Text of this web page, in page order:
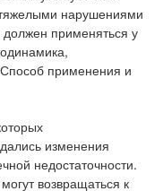
нарушениями
применяться у
применения и
изменения
недостаточности.
возвращаться к